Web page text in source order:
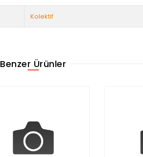
Kolektif
Benzer Ürünler